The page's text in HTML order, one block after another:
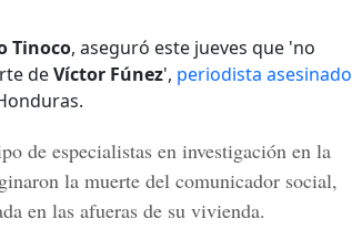
Tinoco, aseguró este jueves que 'no
deVíctor Fúnez', periodista asesinado
de especialistas en investigación en la
la muerte del comunicador social,
en las afueras de su vivienda.